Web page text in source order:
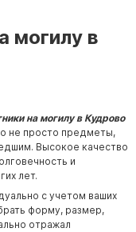
могилу в
на могилу в Кудрово
не просто предметы,
Высокое качество
и
лет.
с учетом ваших
форму, размер,
отражал